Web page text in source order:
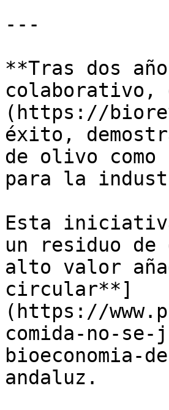
---
**Tras dos
colaborativo,
(https://
éxito,
de olivo
para la
Esta
un residuo
alto valor
circular**]
(https://
comida-no-se-
bioeconomia-
andaluz.